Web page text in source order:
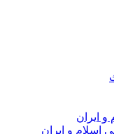
ایران
اسلام و ایران